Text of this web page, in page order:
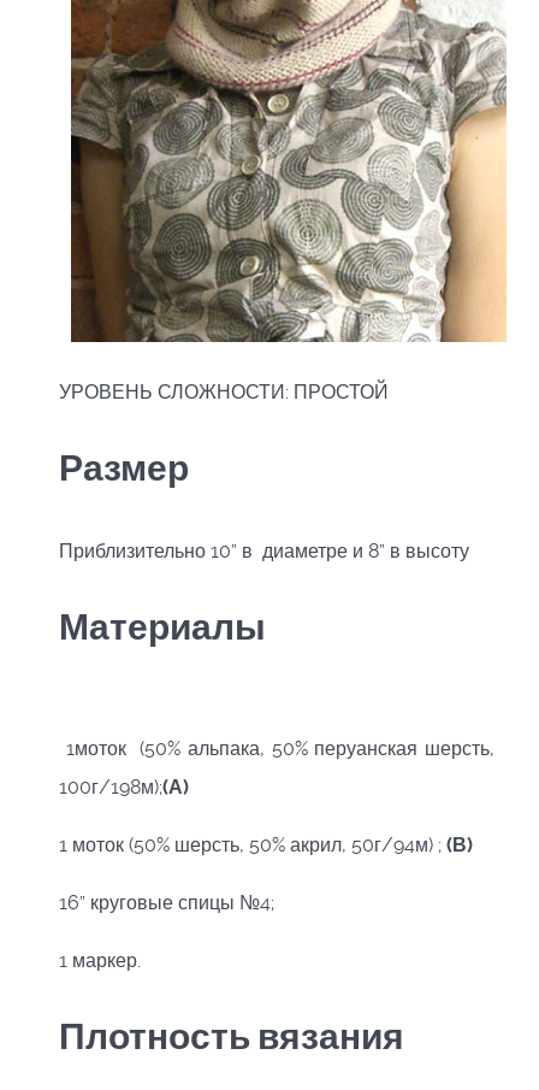
УРОВЕНЬ СЛОЖНОСТИ: ПРОСТОЙ
Размер
Приблизительно 10” в диаметре и 8” в высоту
Материалы
1моток (50% альпака, 50% перуанская шерсть,
100г/198м);(А)
1 моток (50% шерсть, 50% акрил, 50г/94м) ; (В)
16” круговые спицы №4;
1 маркер.
Плотность вязания